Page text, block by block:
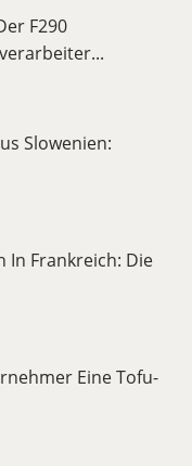
F290
Slowenien:
In Frankreich: Die
Eine Tofu-